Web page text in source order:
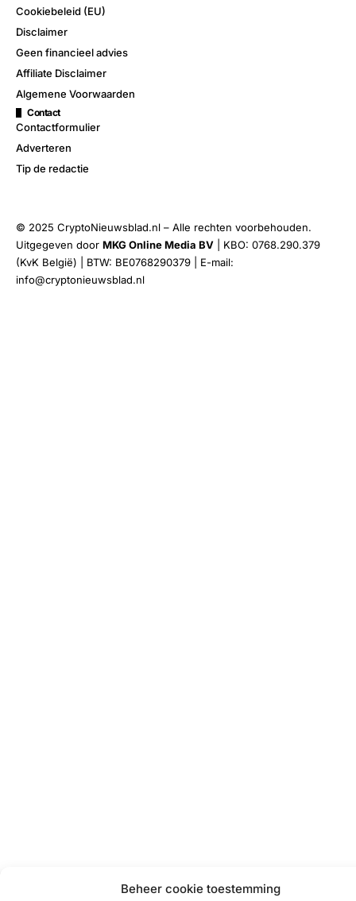
Beheer cookie toestemming
Cookiebeleid (EU)
Disclaimer
Geen financieel advies
Affiliate Disclaimer
Algemene Voorwaarden
Contact
Contactformulier
Adverteren
Tip de redactie
© 2025 CryptoNieuwsblad.nl – Alle rechten voorbehouden.
Uitgegeven door MKG Online Media BV | KBO: 0768.290.379
(KvK België) | BTW: BE0768290379 | E-mail:
info@cryptonieuwsblad.nl